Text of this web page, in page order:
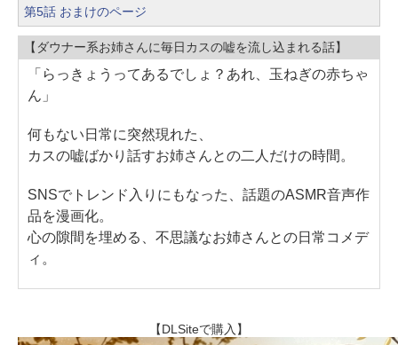
第5話 おまけのページ
【ダウナー系お姉さんに毎日カスの嘘を流し込まれる話】
「らっきょうってあるでしょ？あれ、玉ねぎの赤ちゃ
ん」
何もない日常に突然現れた、
カスの嘘ばかり話すお姉さんとの二人だけの時間。
SNSでトレンド入りにもなった、話題のASMR音声作
品を漫画化。
心の隙間を埋める、不思議なお姉さんとの日常コメデ
ィ。
【DLSiteで購入】